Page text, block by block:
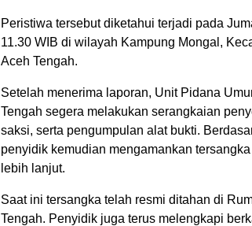
Peristiwa tersebut diketahui terjadi pada
11.30 WIB di wilayah Kampung Mongal,
Aceh Tengah.
Setelah menerima laporan, Unit Pidana
Tengah segera melakukan serangkaian
saksi, serta pengumpulan alat bukti.
penyidik kemudian mengamankan
lebih lanjut.
Saat ini tersangka telah resmi ditahan di
Tengah. Penyidik juga terus melengkapi